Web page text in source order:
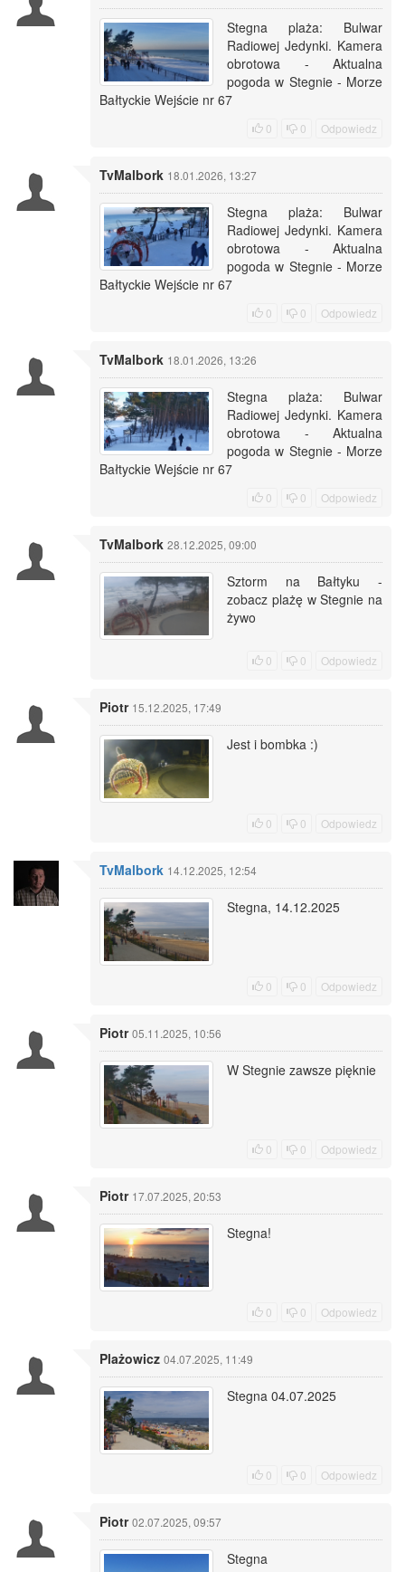
Stegna plaża: Bulwar
Radiowej Jedynki. Kamera
obrotowa - Aktualna
pogoda w Stegnie - Morze
Bałtyckie Wejście nr 67
0 0 Odpowiedz
TvMalbork 18.01.2026, 13:27
Stegna plaża: Bulwar
Radiowej Jedynki. Kamera
obrotowa - Aktualna
pogoda w Stegnie - Morze
Bałtyckie Wejście nr 67
0 0 Odpowiedz
TvMalbork 18.01.2026, 13:26
Stegna plaża: Bulwar
Radiowej Jedynki. Kamera
obrotowa - Aktualna
pogoda w Stegnie - Morze
Bałtyckie Wejście nr 67
0 0 Odpowiedz
TvMalbork 28.12.2025, 09:00
Sztorm na Bałtyku -
zobacz plażę w Stegnie na
żywo
0 0 Odpowiedz
Piotr 15.12.2025, 17:49
Jest i bombka :)
0 0 Odpowiedz
TvMalbork 14.12.2025, 12:54
Stegna, 14.12.2025
0 0 Odpowiedz
Piotr 05.11.2025, 10:56
W Stegnie zawsze pięknie
0 0 Odpowiedz
Piotr 17.07.2025, 20:53
Stegna!
0 0 Odpowiedz
Plażowicz 04.07.2025, 11:49
Stegna 04.07.2025
0 0 Odpowiedz
Piotr 02.07.2025, 09:57
Stegna